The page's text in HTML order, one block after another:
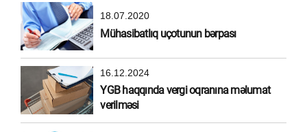
18.07.2020
Mühasibatlıq uçotunun bərpası
16.12.2024
YGB haqqında vergi oqranına məlumat
verilməsi